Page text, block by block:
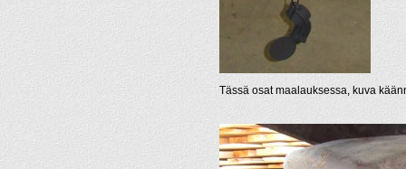
Tässä osat maalauksessa, kuva